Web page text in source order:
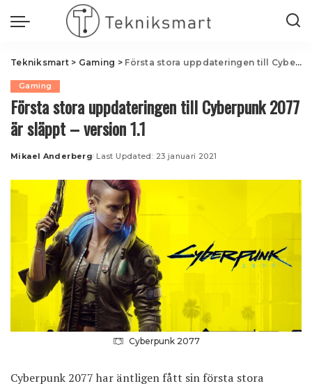
Tekniksmart> Gaming > Första stora uppdateringen till Cyberpunk 2077 är släppt – version 1.1
Gaming
Första stora uppdateringen till Cyberpunk 2077
är släppt – version 1.1
Posted
Mikael Anderberg Last Updated: 23 januari 2021
Cyberpunk 2077
Cyberpunk 2077 har äntligen fått sin första stora